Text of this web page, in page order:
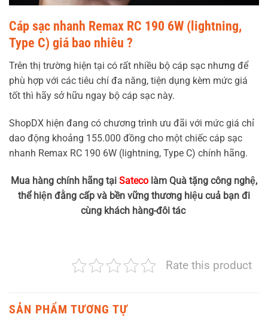
Cáp sạc nhanh Remax RC 190 6W (lightning,
Type C) giá bao nhiêu ?
Trên thị trường hiện tại có rất nhiều bộ cáp sạc nhưng để
phù hợp với các tiêu chí đa năng, tiện dụng kèm mức giá
tốt thì hãy sở hữu ngay bộ cáp sạc này.
ShopDX hiện đang có chương trình ưu đãi với mức giá chỉ
dao động khoảng 155.000 đồng cho một chiếc cáp sạc
nhanh Remax RC 190 6W (lightning, Type C) chính hãng.
Mua hàng chính hãng tại Sateco làm Quà tặng công nghệ,
thể hiện đằng cấp và bền vững thương hiệu cuả bạn đi
cùng khách hàng-đôi tác
Rate this product
SẢN PHẨM TƯƠNG TỰ